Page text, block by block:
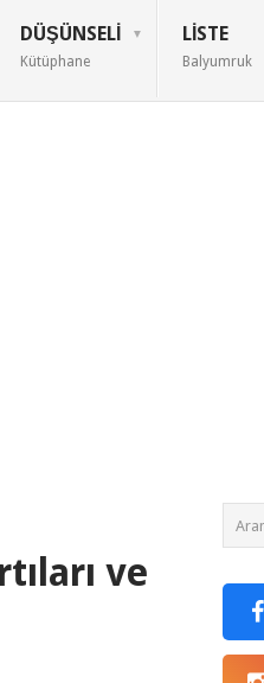
DÜŞÜNSELI
Kütüphane
LISTE
Balyumruk
ve